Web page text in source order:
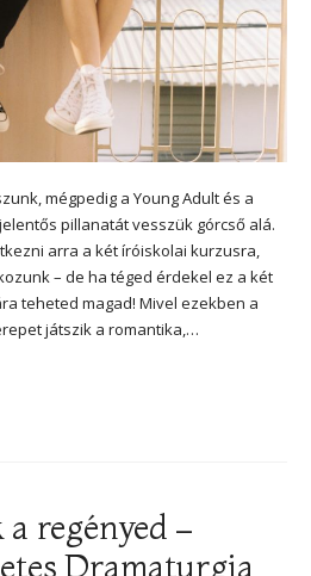
mégpedig a Young Adult és a
pillanatát vesszük górcső alá.
arra a két íróiskolai kurzusra,
– de ha téged érdekel ez a két
teheted magad! Mivel ezekben a
játszik a romantika,…
regényed –
Dramaturgia